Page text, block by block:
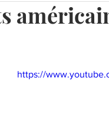
de Flans
5.
https://